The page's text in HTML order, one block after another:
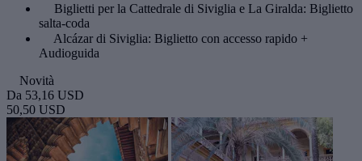
Biglietti per la Cattedrale di Siviglia e La Giralda: Biglietto
salta-coda
Alcázar di Siviglia: Biglietto con accesso rapido +
Audioguida
Novità
Da 53,16 USD
50,50 USD